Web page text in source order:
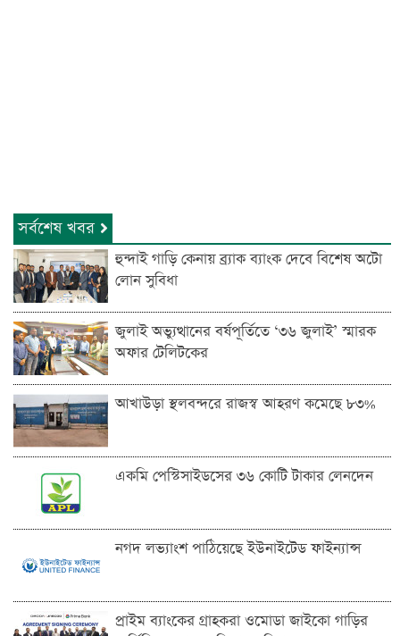
সর্বশেষ খবর
হুন্দাই গাড়ি কেনায় ব্র্যাক ব্যাংক দেবে বিশেষ অটো
লোন সুবিধা
জুলাই অভ্যুত্থানের বর্ষপূর্তিতে ‘৩৬ জুলাই’ স্মারক
অফার টেলিটকের
আখাউড়া স্থলবন্দরে রাজস্ব আহরণ কমেছে ৮৩%
একমি পেস্টিসাইডসের ৩৬ কোটি টাকার লেনদেন
নগদ লভ্যাংশ পাঠিয়েছে ইউনাইটেড ফাইন্যান্স
প্রাইম ব্যাংকের গ্রাহকরা ওমোডা জাইকো গাড়ির